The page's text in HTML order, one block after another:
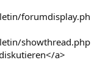
forumdisplay.ph
showthread.php
a>